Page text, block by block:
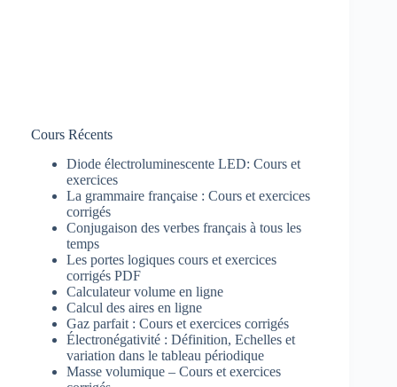
Cours Récents
Diode électroluminescente LED: Cours et
exercices
La grammaire française : Cours et exercices
corrigés
Conjugaison des verbes français à tous les
temps
Les portes logiques cours et exercices
corrigés PDF
Calculateur volume en ligne
Calcul des aires en ligne
Gaz parfait : Cours et exercices corrigés
Électronégativité : Définition, Echelles et
variation dans le tableau périodique
Masse volumique – Cours et exercices